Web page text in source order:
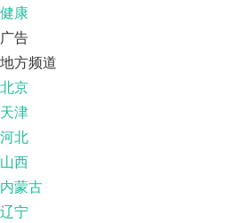
健康
广告
地方频道
北京
天津
河北
山西
内蒙古
辽宁